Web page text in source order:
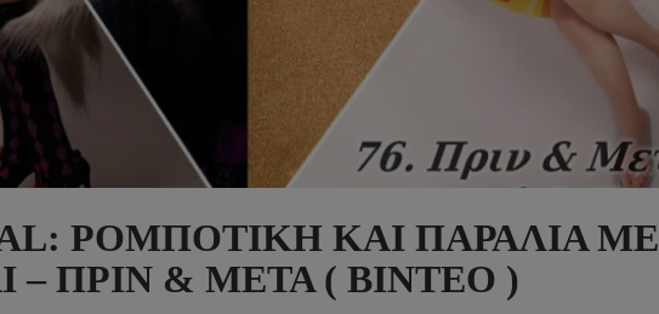
ΡΟΜΠΟΤΙΚΉ ΚΑΙ ΠΑΡΑΛΊΑ ΜΕ
– ΠΡΙΝ & ΜΕΤΆ ( ΒΊΝΤΕΟ )